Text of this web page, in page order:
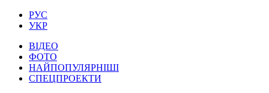
РУС
УКР
ВІДЕО
ФОТО
НАЙПОПУЛЯРНІШІ
СПЕЦПРОЕКТИ